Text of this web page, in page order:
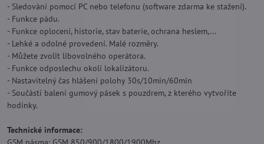
- Sledování pomocí PC nebo telefonu (software zdarma ke stažení).
- Funkce pádu.
- Funkce oplocení, historie, stav baterie, ochrana heslem,...
- Lehké a odolné provedení. Malé rozměry.
- Můžete zvolit libovolného operátora.
- Funkce odposlechu okolí lokalizátoru.
- Nastavitelný čas hlášení polohy 30s/10min/60min
- Součástí balení gumový pásek s pouzdrem, z kterého vytvoříte
hodinky.
Technické informace: